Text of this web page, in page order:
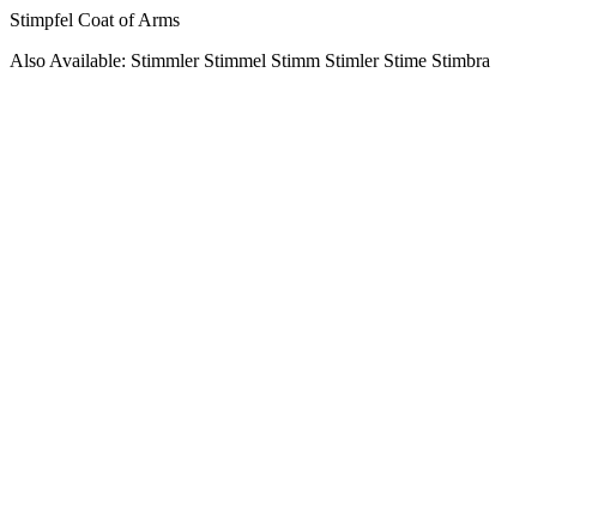
Stimpfel Coat of Arms
Also Available: Stimmler Stimmel Stimm Stimler Stime Stimbra